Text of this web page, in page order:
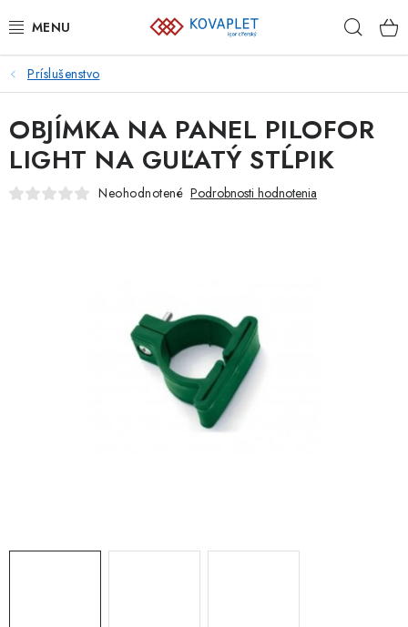
na
PLETIVÁ
BRÁNY A BRÁNKY
GABIÓNY
PODHRABOVÉ DOSKY
PRVKY NAJVYŠŠEJ OCHRANY
REALIZÁCIE
Príslušenstvo
OBJÍMKA NA PANEL PILOFOR
LIGHT NA GUĽATÝ STĹPIK
Neohodnotené Podrobnosti hodnotenia